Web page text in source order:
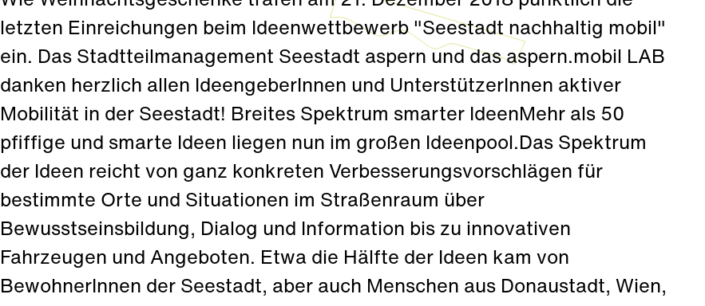
letzten Einreichungen beim Ideenwettbewerb "Seestadt nachhaltig mobil"
ein. Das Stadtteilmanagement Seestadt aspern und das aspern.mobil LAB
danken herzlich allen IdeengeberInnen und UnterstützerInnen aktiver
Mobilität in der Seestadt! Breites Spektrum smarter IdeenMehr als 50
pfiffige und smarte Ideen liegen nun im großen Ideenpool.Das Spektrum
der Ideen reicht von ganz konkreten Verbesserungsvorschlägen für
bestimmte Orte und Situationen im Straßenraum über
Bewusstseinsbildung, Dialog und Information bis zu innovativen
Fahrzeugen und Angeboten. Etwa die Hälfte der Ideen kam von
BewohnerInnen der Seestadt, aber auch Menschen aus Donaustadt, Wien,